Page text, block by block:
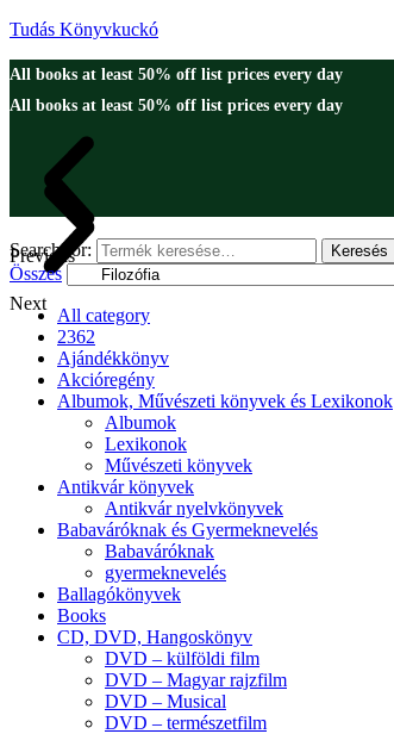
Tudás Könyvkuckó
All books at least 50% off list prices every day
All books at least 50% off list prices every day
Previous
Next
Search for: Keresés
Összes
All category
2362
Ajándékkönyv
Akcióregény
Albumok, Művészeti könyvek és Lexikonok
Albumok
Lexikonok
Művészeti könyvek
Antikvár könyvek
Antikvár nyelvkönyvek
Babaváróknak és Gyermeknevelés
Babaváróknak
gyermeknevelés
Ballagókönyvek
Books
CD, DVD, Hangoskönyv
DVD – külföldi film
DVD – Magyar rajzfilm
DVD – Musical
DVD – természetfilm